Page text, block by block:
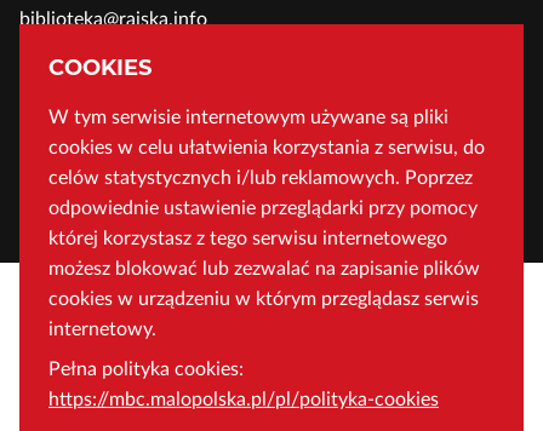
COOKIES
W tym serwisie internetowym używane są pliki
cookies w celu ułatwienia korzystania z serwisu, do
celów statystycznych i/lub reklamowych. Poprzez
odpowiednie ustawienie przeglądarki przy pomocy
której korzystasz z tego serwisu internetowego
możesz blokować lub zezwalać na zapisanie plików
cookies w urządzeniu w którym przeglądasz serwis
internetowy.
Pełna polityka cookies:
https://mbc.malopolska.pl/pl/polityka-cookies
biblioteka@rajska.info
telefon: (+48) 12 37-52-200
ADRES
Wojewódzka Biblioteka Publiczna w Krakowie
ul. Rajska 1 31-124 Kraków, Polska